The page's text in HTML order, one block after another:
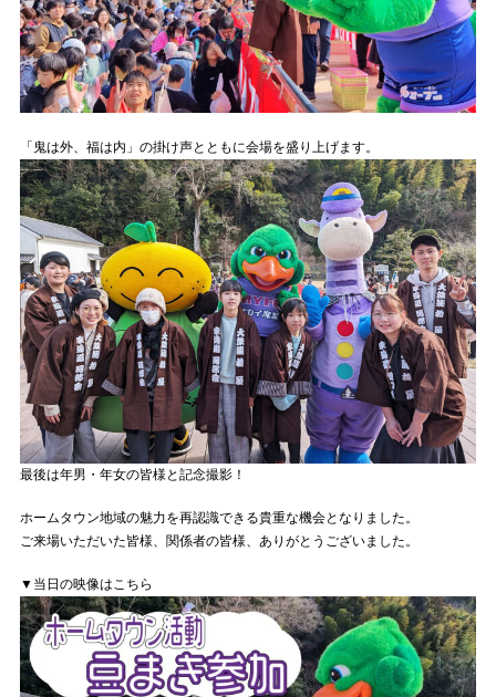
「鬼は外、福は内」の掛け声とともに会場を盛り上げます。
最後は年男・年女の皆様と記念撮影！
ホームタウン地域の魅力を再認識できる貴重な機会となりました。
ご来場いただいた皆様、関係者の皆様、ありがとうございました。
▼当日の映像はこちら